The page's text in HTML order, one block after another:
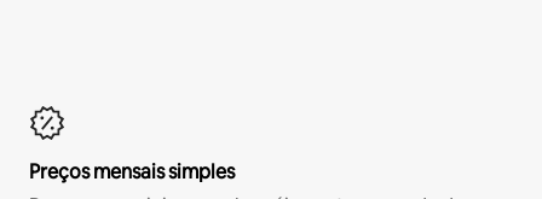
Preços mensais simples